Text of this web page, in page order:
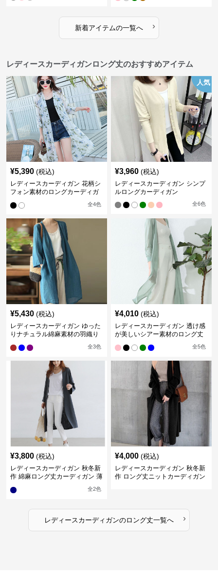
新着アイテムの一覧へ ›
レディースカーディガンロング丈のおすすめアイテム
¥5,390 (税込)
レディースカーディガン 花柄シ
フォン素材のロングカーディガ
全4色
人気
¥3,960 (税込)
レディースカーディガン シンプ
ルロングカーディガン
全6色
¥5,430 (税込)
レディースカーディガン ゆった
りナチュラル綿麻素材の羽織り
全3色
¥4,010 (税込)
レディースカーディガン 透け感
が美しいシアー素材のロング丈
全5色
¥3,800 (税込)
レディースカーディガン 秋冬新
作 綿麻ロング丈カーディガン 薄
全2色
¥4,000 (税込)
レディースカーディガン 秋冬新
作 ロング丈ニットカーディガン
レディースカーディガンのロング丈一覧へ ›